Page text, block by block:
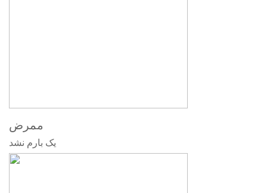
ممرض
یک بارم نشد